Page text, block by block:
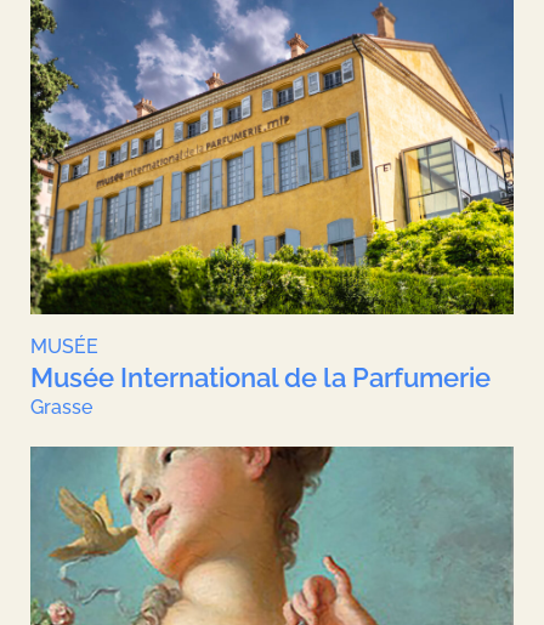
MUSÉE
Musée International de la Parfumerie
Grasse